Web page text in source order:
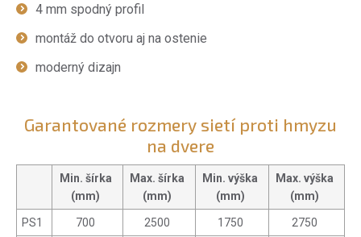
4 mm spodný profil
montáž do otvoru aj na ostenie
moderný dizajn
Garantované rozmery sietí proti hmyzu
na dvere
Min. šírka
(mm)
Max. šírka
(mm)
Min. výška
(mm)
Max. výška
(mm)
PS1 700 2500 1750 2750